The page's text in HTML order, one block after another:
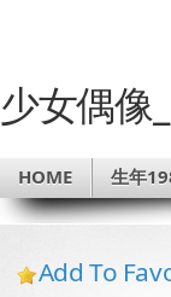
少女偶像
HOME 生年
Add To